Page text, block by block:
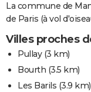
La commune de
de Paris (à vol
Villes proches
Pullay(3 km)
Bourth (3.5 km)
Les Barils (3.9 km)